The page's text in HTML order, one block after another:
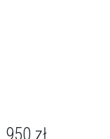
950 zł